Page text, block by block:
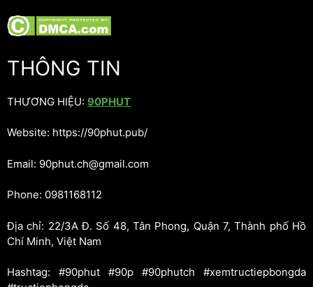
THÔNG TIN
THƯƠNG HIỆU: 90PHUT
Website: https://90phut.pub/
Email: 90phut.ch@gmail.com
Phone: 0981168112
Địa chỉ: 22/3A Đ. Số 48, Tân Phong, Quận 7, Thành phố Hồ
Chí Minh, Việt Nam
Hashtag: #90phut #90p #90phutch #xemtructiepbongda